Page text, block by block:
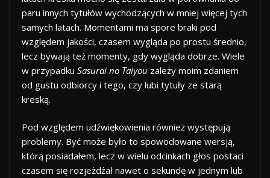
paru innych tytułów wychodzących w mniej więcej tych
samych latach. Momentami ma spore braki pod
względem jakości, czasem wygląda po prostu średnio,
lecz bywają też momenty, gdy wygląda dobrze. Wiele
w przypadku Sasurai no Taiyou zależy moim zdaniem
od gustu odbiorcy i tego, czy lubi tytuły ze starą
kreską.
Pod względem udźwiękowienia również występują
problemy. Być może było to spowodowane wersją,
którą posiadałem, lecz w wielu odcinkach głos postaci
czasem się rozjeżdżał nawet o sekundę w jednym lub